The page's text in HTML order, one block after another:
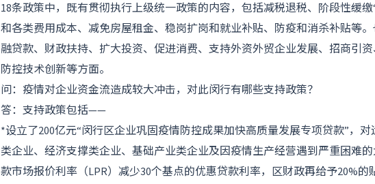
18条政策中，既有贯彻执行上级统一政策的内容，包括减税退税、阶段性缓
和各类费用成本、减免房屋租金、稳岗扩岗和就业补贴、防疫和消杀补贴等
融贷款、财政扶持、扩大投资、促进消费、支持外资外贸企业发展、招商引
防控技术创新等方面。
问：疫情对企业资金流造成较大冲击，对此闵行有哪些支持政策？
答：支持政策包括——
*设立了200亿元“闵行区企业巩固疫情防控成果加快高质量发展专项贷款”，
类企业、经济支撑类企业、基础产业类企业及因疫情生产经营遇到严重困难
款市场报价利率（LPR）减少30个基点的优惠贷款利率，区财政再给予20%的